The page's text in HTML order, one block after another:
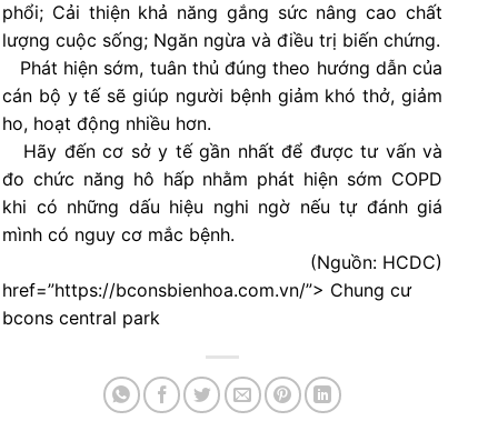
phổi; Cải thiện khả năng gắng sức nâng cao chất
lượng cuộc sống; Ngăn ngừa và điều trị biến chứng.
Phát hiện sớm, tuân thủ đúng theo hướng dẫn của
cán bộ y tế sẽ giúp người bệnh giảm khó thở, giảm
ho, hoạt động nhiều hơn.
Hãy đến cơ sở y tế gần nhất để được tư vấn và
đo chức năng hô hấp nhằm phát hiện sớm COPD
khi có những dấu hiệu nghi ngờ nếu tự đánh giá
mình có nguy cơ mắc bệnh.
(Nguồn: HCDC)
href=”https://bconsbienhoa.com.vn/”> Chung cư
bcons central park